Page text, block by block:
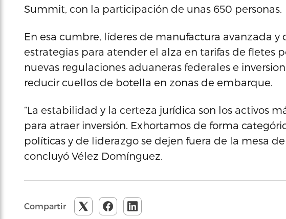
Summit, con la participación de unas 650 personas.
En esa cumbre, líderes de manufactura avanzada
estrategias para atender el alza en tarifas de fletes
nuevas regulaciones aduaneras federales e
reducir cuellos de botella en zonas de embarque.
“La estabilidad y la certeza jurídica son los activos
para atraer inversión. Exhortamos de forma
políticas y de liderazgo se dejen fuera de la mesa
concluyó Vélez Domínguez.
Compartir